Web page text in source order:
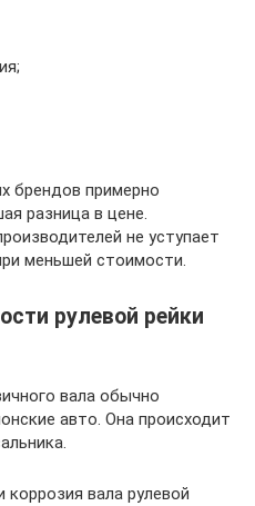
брендов примерно
разница в цене.
не уступает
меньшей стоимости.
рулевой рейки
вала обычно
авто. Она происходит
коррозия вала рулевой